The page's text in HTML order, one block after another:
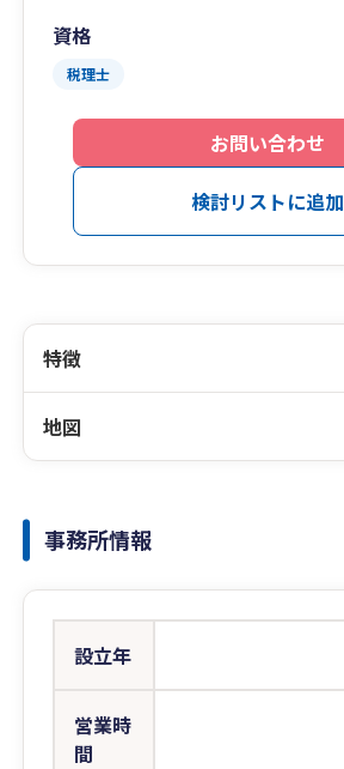
資格
税理士
お問い合わせ
検討リストに追加
特徴
地図
事務所情報
設立年
営業時
間